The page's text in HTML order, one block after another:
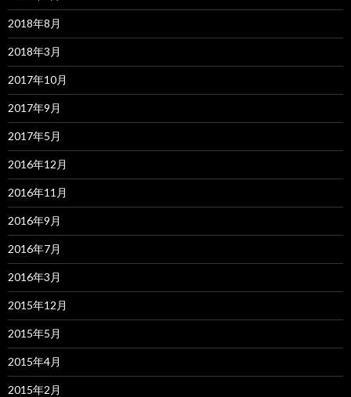
2018年8月
2018年3月
2017年10月
2017年9月
2017年5月
2016年12月
2016年11月
2016年9月
2016年7月
2016年3月
2015年12月
2015年5月
2015年4月
2015年2月